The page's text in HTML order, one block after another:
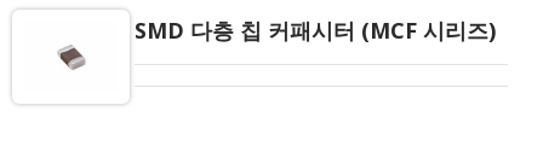
SMD 다층 칩 커패시터 (MCF 시리즈)